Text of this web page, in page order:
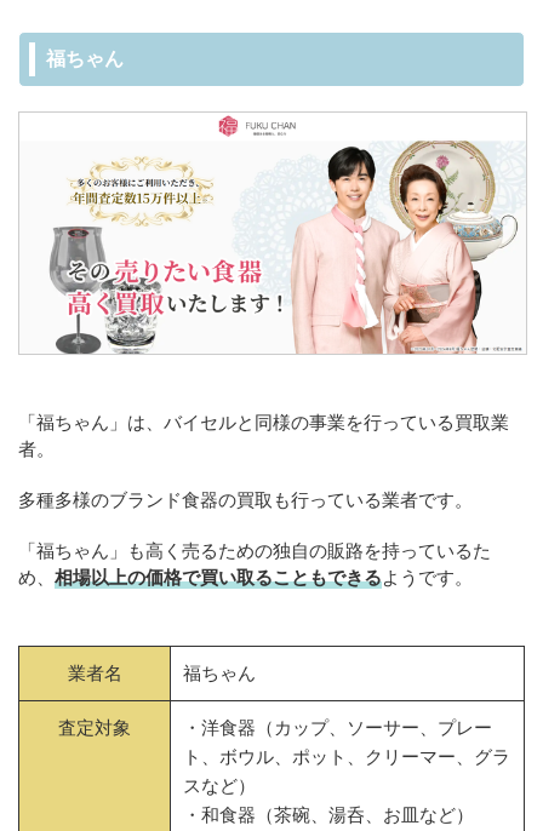
福ちゃん
「福ちゃん」は、バイセルと同様の事業を行っている買取業
者。
多種多様のブランド食器の買取も行っている業者です。
「福ちゃん」も高く売るための独自の販路を持っているた
め、 相場以上の価格で買い取ることもできるようです。
業者名 福ちゃん
査定対象
・洋食器（カップ、ソーサー、プレー
ト、ボウル、ポット、クリーマー、グラ
スなど）
・和食器（茶碗、湯呑、お皿など）